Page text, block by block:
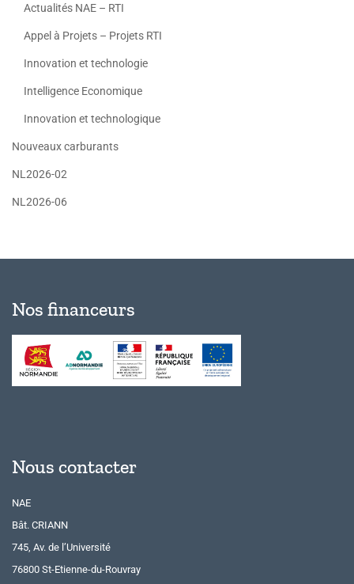
Actualités NAE – RTI
Appel à Projets – Projets RTI
Innovation et technologie
Intelligence Economique
Innovation et technologique
Nouveaux carburants
NL2026-02
NL2026-06
Nos financeurs
Nous contacter
NAE
Bât. CRIANN
745, Av. de l’Université
76800 St-Etienne-du-Rouvray